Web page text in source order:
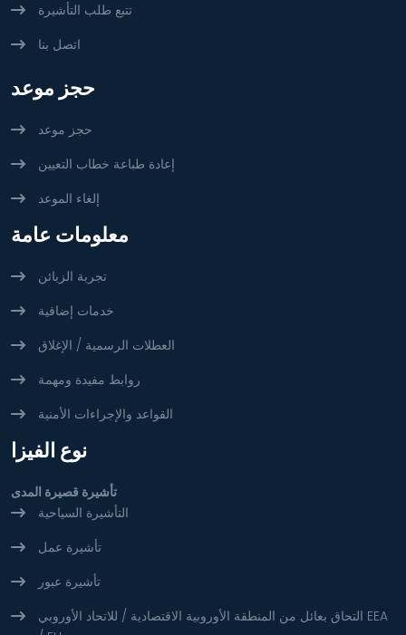
تتبع طلب التأشيرة
اتصل بنا
حجز موعد
حجز موعد
إعادة طباعة خطاب التعيين
إلغاء الموعد
معلومات عامة
تجربة الزبائن
خدمات إضافية
العطلات الرسمية / الإغلاق
روابط مفيدة ومهمة
القواعد والإجراءات الأمنية
نوع الفيزا
تأشيرة قصيرة المدى
التأشيرة السياحية
تأشيرة عمل
تأشيرة عبور
التحاق بعائل من المنطقة الأوروبية الاقتصادية / للاتحاد الأوروبي EEA